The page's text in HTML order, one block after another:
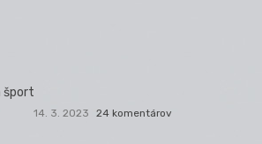
šport
14. 3. 2023 24 komentárov